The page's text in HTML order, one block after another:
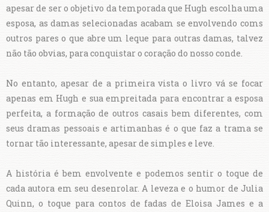
apesar de ser o objetivo da temporada que Hugh escolha uma
esposa, as damas selecionadas acabam se envolvendo coms
outros pares o que abre um leque para outras damas, talvez
não tão obvias, para conquistar o coração do nosso conde.
No entanto, apesar de a primeira vista o livro vá se focar
apenas em Hugh e sua empreitada para encontrar a esposa
perfeita, a formação de outros casais bem diferentes, com
seus dramas pessoais e artimanhas é o que faz a trama se
tornar tão interessante, apesar de simples e leve.
A história é bem envolvente e podemos sentir o toque de
cada autora em seu desenrolar. A leveza e o humor de Julia
Quinn, o toque para contos de fadas de Eloisa James e a